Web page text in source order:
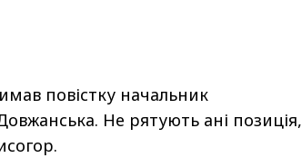
повістку начальник
Не рятують ані позиція,